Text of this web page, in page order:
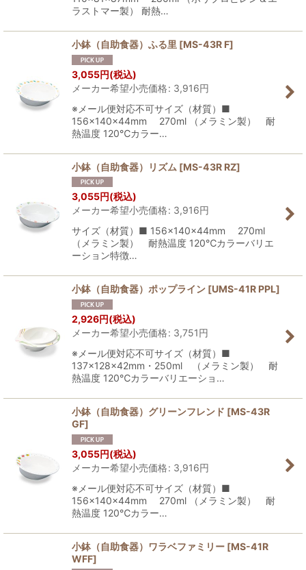
ラストマー製） 耐熱…
小鉢（自助食器）ふる里 [MS-43R F]
3,055円(税込)
メーカー希望小売価格: 3,916円
※メール便対応不可サイズ（材質）■
156×140×44mm 270ml （メラミン製） 耐
熱温度 120℃カラー…
小鉢（自助食器）リズム [MS-43R RZ]
3,055円(税込)
メーカー希望小売価格: 3,916円
サイズ（材質）■ 156×140×44mm 270ml
（メラミン製） 耐熱温度 120℃カラーバリエ
ーション特徴…
小鉢（自助食器）ポップライン [UMS-41R PPL]
2,926円(税込)
メーカー希望小売価格: 3,751円
※メール便対応不可サイズ（材質）■
137×128×42mm・250ml （メラミン製） 耐
熱温度 120℃カラーバリエーショ…
小鉢（自助食器）グリーンフレンド [MS-43R
GF]
3,055円(税込)
メーカー希望小売価格: 3,916円
※メール便対応不可サイズ（材質）■
156×140×44mm 270ml （メラミン製） 耐
熱温度 120℃カラー…
小鉢（自助食器）ワラベファミリー [MS-41R
WFF]